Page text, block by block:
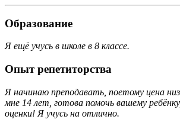
Образование
Я ещё учусь в школе в 8 классе.
Опыт репетиторства
Я начинаю преподавать, поетому цена
мне 14 лет, готова помочь вашему
оценки! Я учусь на отлично.